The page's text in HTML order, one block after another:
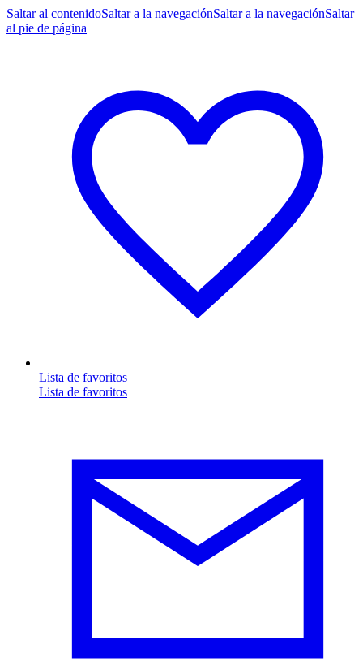
Saltar al contenidoSaltar a la navegaciónSaltar a la navegaciónSaltar
al pie de página
Lista de favoritos